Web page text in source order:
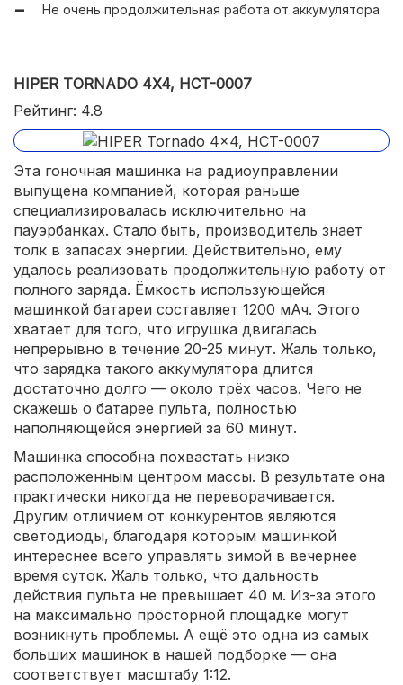
Не очень продолжительная работа от аккумулятора.
HIPER TORNADO 4X4, HCT-0007
Рейтинг: 4.8
Эта гоночная машинка на радиоуправлении
выпущена компанией, которая раньше
специализировалась исключительно на
пауэрбанках. Стало быть, производитель знает
толк в запасах энергии. Действительно, ему
удалось реализовать продолжительную работу от
полного заряда. Ёмкость использующейся
машинкой батареи составляет 1200 мАч. Этого
хватает для того, что игрушка двигалась
непрерывно в течение 20-25 минут. Жаль только,
что зарядка такого аккумулятора длится
достаточно долго — около трёх часов. Чего не
скажешь о батарее пульта, полностью
наполняющейся энергией за 60 минут.
Машинка способна похвастать низко
расположенным центром массы. В результате она
практически никогда не переворачивается.
Другим отличием от конкурентов являются
светодиоды, благодаря которым машинкой
интереснее всего управлять зимой в вечернее
время суток. Жаль только, что дальность
действия пульта не превышает 40 м. Из-за этого
на максимально просторной площадке могут
возникнуть проблемы. А ещё это одна из самых
больших машинок в нашей подборке — она
соответствует масштабу 1:12.